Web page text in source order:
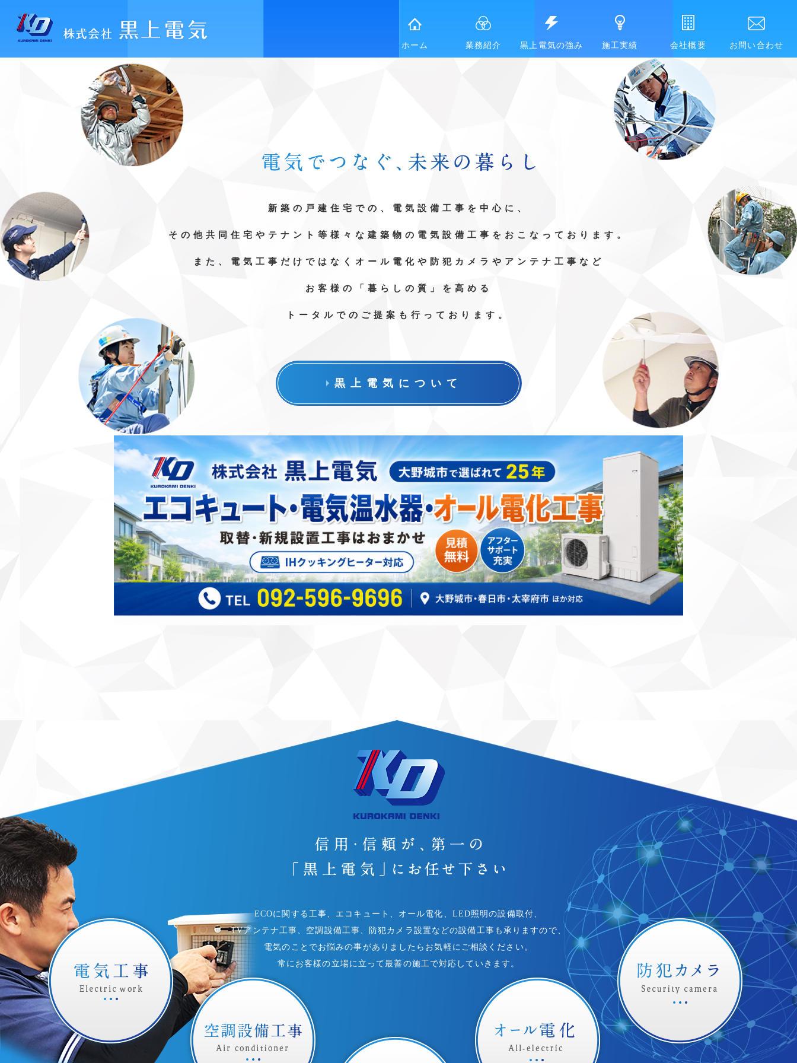
ホーム 業務紹介 黒上電気の強み 施工実績 会社概要 お問い合わせ
新築の戸建住宅での、電気設備工事を中心に、
その他共同住宅やテナント等様々な建築物の電気設備工事をおこなっております。
また、電気工事だけではなくオール電化や防犯カメラやアンテナ工事など
お客様の「暮らしの質」を高める
トータルでのご提案も行っております。
黒上電気について
ECOに関する工事、エコキュート、オール電化、LED照明の設備取付、
TVアンテナ工事、空調設備工事、防犯カメラ設置などの設備工事も承りますので、
電気のことでお悩みの事がありましたらお気軽にご相談ください。
常にお客様の立場に立って最善の施工で対応していきます。